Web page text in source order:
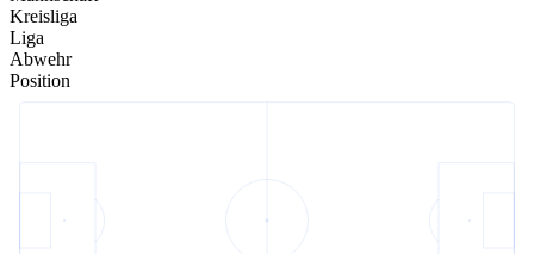
Kreisliga
Liga
Abwehr
Position